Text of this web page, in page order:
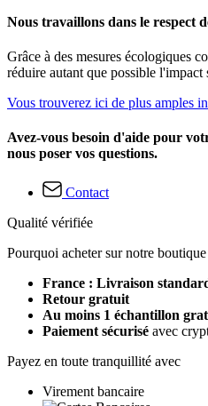
Nous travaillons dans le respect
Grâce à des mesures écologiques
réduire autant que possible
Vous trouverez ici de plus amples
Avez-vous besoin d'aide pour
nous poser vos questions.
Contact
Qualité vérifiée
Pourquoi acheter sur notre boutique
France : Livraison
Retour gratuit
Au moins 1 échantillon
Paiement sécurisé avec
Payez en toute tranquillité avec
Virement bancaire